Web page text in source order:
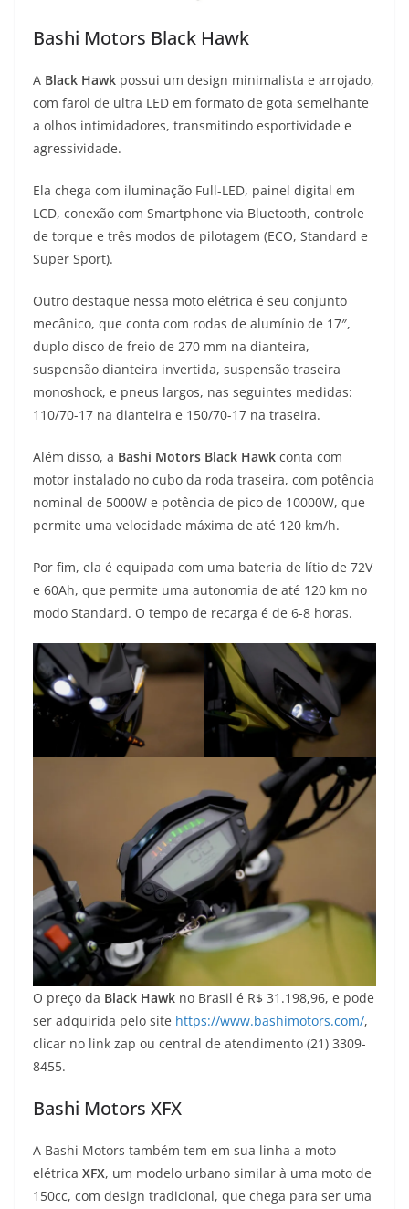
Bashi Motors Black Hawk
A Black Hawk possui um design minimalista e arrojado,
com farol de ultra LED em formato de gota semelhante
a olhos intimidadores, transmitindo esportividade e
agressividade.
Ela chega com iluminação Full-LED, painel digital em
LCD, conexão com Smartphone via Bluetooth, controle
de torque e três modos de pilotagem (ECO, Standard e
Super Sport).
Outro destaque nessa moto elétrica é seu conjunto
mecânico, que conta com rodas de alumínio de 17″,
duplo disco de freio de 270 mm na dianteira,
suspensão dianteira invertida, suspensão traseira
monoshock, e pneus largos, nas seguintes medidas:
110/70-17 na dianteira e 150/70-17 na traseira.
Além disso, a Bashi Motors Black Hawk conta com
motor instalado no cubo da roda traseira, com potência
nominal de 5000W e potência de pico de 10000W, que
permite uma velocidade máxima de até 120 km/h.
Por fim, ela é equipada com uma bateria de lítio de 72V
e 60Ah, que permite uma autonomia de até 120 km no
modo Standard. O tempo de recarga é de 6-8 horas.
O preço da Black Hawk no Brasil é R$ 31.198,96, e pode
ser adquirida pelo site https://www.bashimotors.com/,
clicar no link zap ou central de atendimento (21) 3309-
8455.
Bashi Motors XFX
A Bashi Motors também tem em sua linha a moto
elétrica XFX, um modelo urbano similar à uma moto de
150cc, com design tradicional, que chega para ser uma